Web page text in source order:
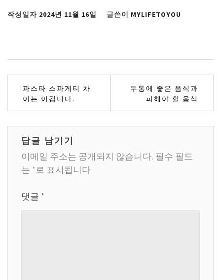
작성일자 2024년 11월 16일 글쓴이 MYLIFETOYOU
색
파스타 스파게티 차
이는 이겁니다.
두통에 좋은 음식과
피해야 할 음식
답글 남기기
이메일 주소는 공개되지 않습니다. 필수 필드
는 *로 표시됩니다
댓글 *